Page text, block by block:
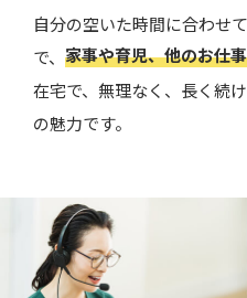
自分の空いた時間に合わせ
で、 家事や育児、他のお仕
在宅で、無理なく、長く続
の魅力です。